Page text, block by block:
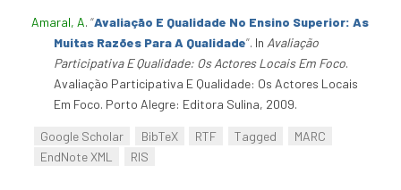
Amaral, A. “Avaliação E Qualidade No Ensino Superior: As
Muitas Razões Para A Qualidade”. In Avaliação
Participativa E Qualidade: Os Actores Locais Em Foco.
Avaliação Participativa E Qualidade: Os Actores Locais
Em Foco. Porto Alegre: Editora Sulina, 2009.
Google Scholar BibTeX RTF Tagged
MARC
EndNote XML
RIS